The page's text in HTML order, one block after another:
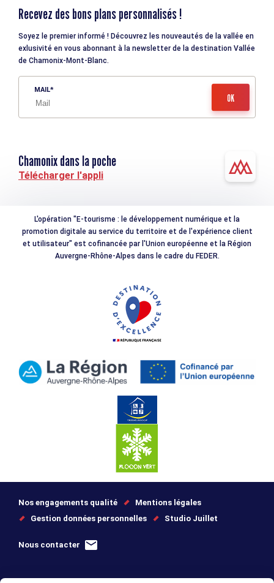
Recevez des bons plans personnalisés !
Soyez le premier informé ! Découvrez les nouveautés de la vallée en
exlusivité en vous abonnant à la newsletter de la destination Vallée
de Chamonix-Mont-Blanc.
MAIL
Chamonix dans la poche
Télécharger l'appli
L'opération "E-tourisme : le développement numérique et la
promotion digitale au service du territoire et de l'expérience client
et utilisateur" est cofinancée par l'Union européenne et la Région
Auvergne-Rhône-Alpes dans le cadre du FEDER.
Nos engagements qualité
Mentions légales
Gestion données personnelles
Studio Juillet
Nous contacter